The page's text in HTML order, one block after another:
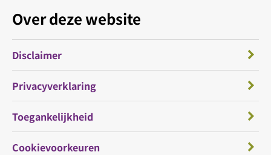
Over deze website
Disclaimer
Privacyverklaring
Toegankelijkheid
Cookievoorkeuren